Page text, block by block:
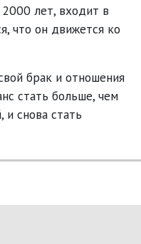
лет, входит в
что он движется ко
брак и отношения
стать больше, чем
и снова стать